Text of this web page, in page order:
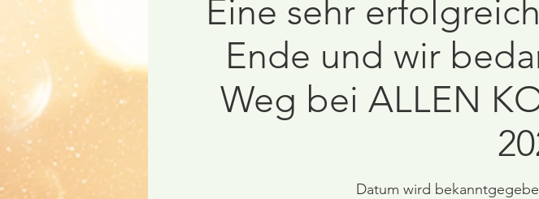
Eine sehr
Ende und wir
Weg bei ALLEN
Datum wird